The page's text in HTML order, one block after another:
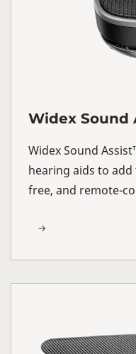
Widex Sound
Widex Sound
hearing aids to
free, and remote-